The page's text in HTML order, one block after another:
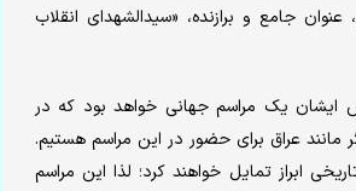
جامع و برازنده، «سیدالشهدای انقلاب
ایشان یک مراسم جهانی خواهد بود که در
عراق برای حضور در این مراسم هستیم.
ابراز تمایل خواهند کرد؛ لذا این مراسم